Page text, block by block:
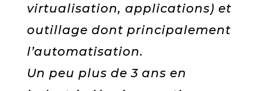
virtualisation, applications) et
outillage dont principalement
l’automatisation.
Un peu plus de 3 ans en